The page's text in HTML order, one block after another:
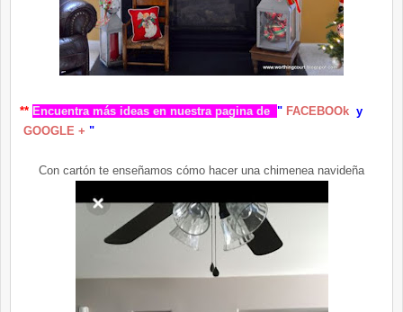
** Encuentra más ideas en nuestra pagina de " FACEBOOk y
GOOGLE + "
Con cartón te enseñamos cómo hacer una chimenea navideña